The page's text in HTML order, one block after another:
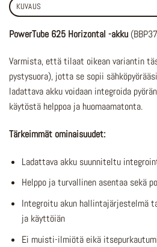
KUVAUS
PowerTube 625 Horizontal -akku
Varmista, että tilaat oikean variantin
pystysuora), jotta se sopii
ladattava akku voidaan integroida
käytöstä helppoa ja huomaamatonta.
Tärkeimmät ominaisuudet:
Ladattava akku suunniteltu
Helppo ja turvallinen asentaa sekä
Integroitu akun hallintajärjestelmä
ja käyttöiän
Ei muisti-ilmiötä eikä